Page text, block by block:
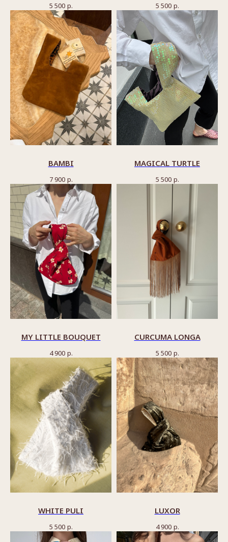
5 500 р. 5 500 р.
BAMBI
7 900 р.
MAGICAL TURTLE
5 500 р.
MY LITTLE BOUQUET
4 900 р.
CURCUMA LONGA
5 500 р.
WHITE PULI
5 500 р.
LUXOR
4 900 р.